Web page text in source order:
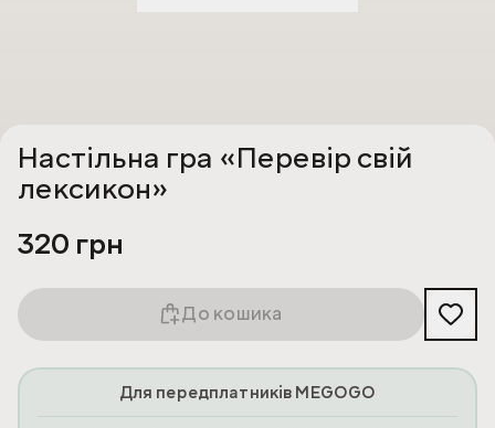
Настільна гра «Перевір свій
лексикон»
320 грн
До кошика
Для передплатників MEGOGO